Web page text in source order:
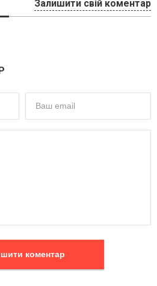
Залишити свій коментар
Залишити коментар